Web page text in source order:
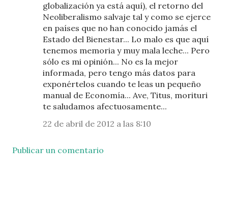
globalización ya está aquí), el retorno del
Neoliberalismo salvaje tal y como se ejerce
en países que no han conocido jamás el
Estado del Bienestar... Lo malo es que aquí
tenemos memoria y muy mala leche... Pero
sólo es mi opinión... No es la mejor
informada, pero tengo más datos para
exponértelos cuando te leas un pequeño
manual de Economía... Ave, Titus, morituri
te saludamos afectuosamente...
22 de abril de 2012 a las 8:10
Publicar un comentario